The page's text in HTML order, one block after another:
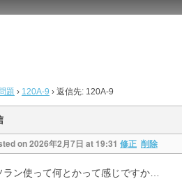
題 › 120A-9 › 返信先: 120A-9
on 2026年2月7日 at 19:31 修正 削除
ラン使って何とかって感じですか…